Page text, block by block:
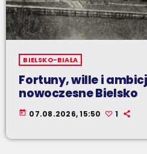
BIELSKO-BIAŁA
Fortuny, wille i
nowoczesne Bielsko
today 07.08.2026, 15:50 1